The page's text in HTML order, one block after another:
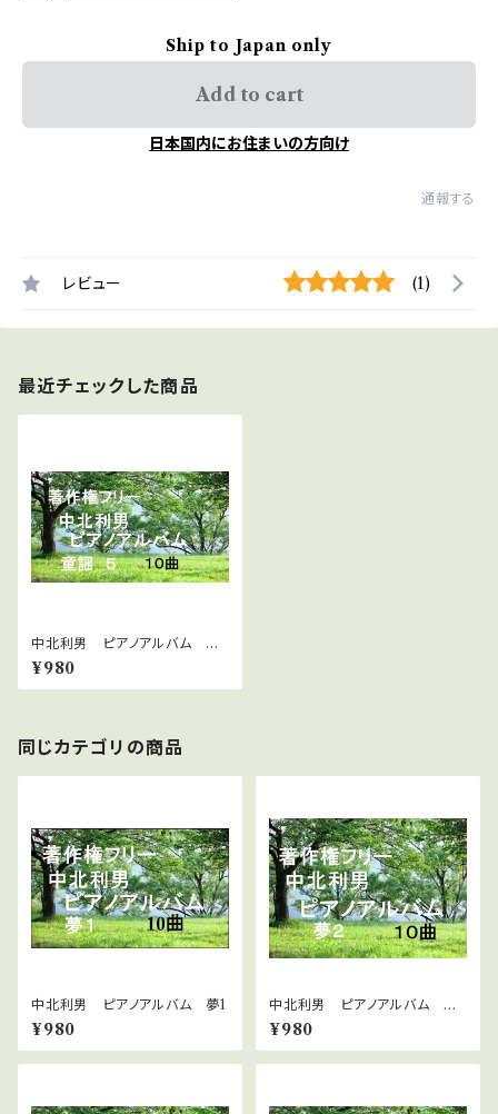
Ship to Japan only
Add to cart
日本国内にお住まいの方向け
通報する
レビュー (1)
最近チェックした商品
中北利男 ピアノアルバム 童
謡 5
¥980
同じカテゴリの商品
中北利男 ピアノアルバム 夢1
¥980
中北利男 ピアノアルバム 夢
２
¥980